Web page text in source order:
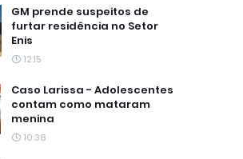
GM prende suspeitos de
furtar residência no Setor
Enis
12:15
Caso Larissa - Adolescentes
contam como mataram
menina
10:38